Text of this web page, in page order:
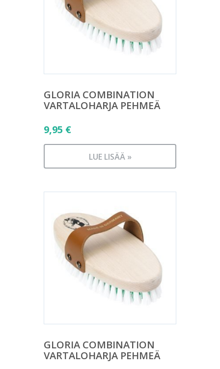
GLORIA COMBINATION
VARTALOHARJA PEHMEÄ
9,95 €
LUE LISÄÄ »
GLORIA COMBINATION
VARTALOHARJA PEHMEÄ